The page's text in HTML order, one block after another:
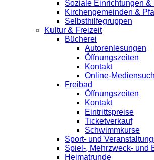
Soziale Einrichtungen &
Kirchengemeinden &
Selbsthilfegruppen
Kultur & Freizeit
Bücherei
Autorenlesungen
Öffnungszeiten
Kontakt
Online-
Freibad
Öffnungszeiten
Kontakt
Eintrittspreise
Ticketverkauf
Schwimmkurse
Sport- und
Spiel-, Mehrzweck- und
Heimatrunde